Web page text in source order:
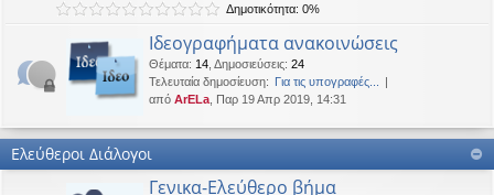
pantaέγραψε:↑
Καλή Ανάσταση σε όλους!
Δευ 06 Απρ 2026, 02:48
Καλή Μεγάλη Εβδομάδα. Καλή Ανάσταση.
OTTO•Τετ 18 Μαρ 2026, 21:30
Δημοτικότητα: 0%
Ιδεογραφήματα ανακοινώσεις
Θέματα: 14 Δημοσιεύσεις: 24
Τελευταία δημοσίευση: Για τις υπογραφές...
από ArELa , Παρ 19 Απρ 2019, 14:31
Ελεύθεροι Διάλογοι
Γενικα-Ελεύθερο βήμα